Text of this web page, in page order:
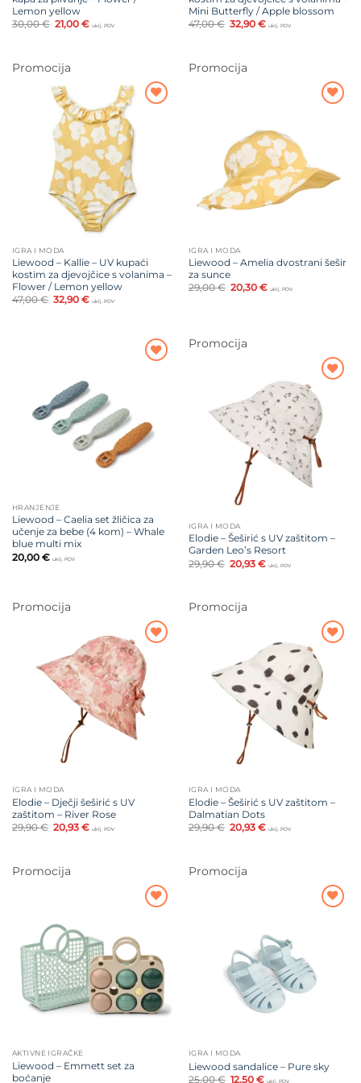
Lemon yellow
30,00€ Izvorna
cijena
30,00 €.
21,00€Trenutna
uklj. PDV
Mini Butterfly / Apple blossom
47,00€ Izvorna
cijena
47,00 €.
32,90€Trenutna
uklj. PDV
Promocija
IGRA I MODA
Liewood – Kallie – UV kupaći
kostim za djevojčice s volanima –
Flower / Lemon yellow
47,00€ Izvorna
cijena
32,90€Trenutna
uklj. PDV
Promocija
IGRA I MODA
Liewood – Amelia dvostrani šešir
za sunce
29,00€ Izvorna
cijena
20,30€Trenutna
uklj. PDV
HRANJENJE
Liewood – Caelia set žličica za
učenje za bebe (4 kom) – Whale
blue multi mix
20,00 € uklj. PDV
Promocija
Dodajte
na listu
želja
IGRA I MODA
Elodie – Šeširić s UV zaštitom –
Garden Leo’s Resort
29,90€ Izvorna
cijena
29,90 €.
20,93€Trenutna
cijena
uklj. PDV
Promocija
Dodajte
na listu
želja
IGRA I MODA
Elodie – Dječji šeširić s UV
zaštitom – River Rose
29,90€ Izvorna
cijena
29,90 €.
20,93€Trenutna
uklj. PDV
Promocija
Dodajte
na listu
želja
IGRA I MODA
Elodie – Šeširić s UV zaštitom –
Dalmatian Dots
29,90€ Izvorna
cijena
29,90 €.
20,93€Trenutna
uklj. PDV
Promocija
AKTIVNE IGRAČKE
Liewood – Emmett set za
boćanje
Promocija
IGRA I MODA
Liewood sandalice – Pure sky
25,00€ Izvorna
12,50€Trenutna
uklj. PDV